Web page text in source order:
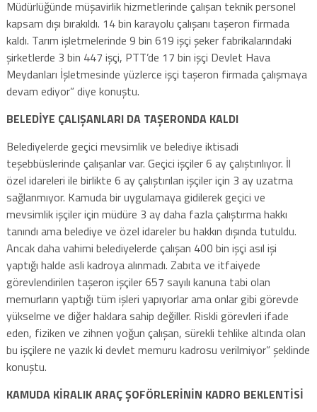
Müdürlüğünde müşavirlik hizmetlerinde çalışan teknik personel
kapsam dışı bırakıldı. 14 bin karayolu çalışanı taşeron firmada
kaldı. Tarım işletmelerinde 9 bin 619 işçi şeker fabrikalarındaki
şirketlerde 3 bin 447 işçi, PTT’de 17 bin işçi Devlet Hava
Meydanları İşletmesinde yüzlerce işçi taşeron firmada çalışmaya
devam ediyor” diye konuştu.
BELEDİYE ÇALIŞANLARI DA TAŞERONDA KALDI
Belediyelerde geçici mevsimlik ve belediye iktisadi
teşebbüslerinde çalışanlar var. Geçici işçiler 6 ay çalıştırılıyor. İl
özel idareleri ile birlikte 6 ay çalıştırılan işçiler için 3 ay uzatma
sağlanmıyor. Kamuda bir uygulamaya gidilerek geçici ve
mevsimlik işçiler için müdüre 3 ay daha fazla çalıştırma hakkı
tanındı ama belediye ve özel idareler bu hakkın dışında tutuldu.
Ancak daha vahimi belediyelerde çalışan 400 bin işçi asıl işi
yaptığı halde asli kadroya alınmadı. Zabıta ve itfaiyede
görevlendirilen taşeron işçiler 657 sayılı kanuna tabi olan
memurların yaptığı tüm işleri yapıyorlar ama onlar gibi görevde
yükselme ve diğer haklara sahip değiller. Riskli görevleri ifade
eden, fiziken ve zihnen yoğun çalışan, sürekli tehlike altında olan
bu işçilere ne yazık ki devlet memuru kadrosu verilmiyor” şeklinde
konuştu.
KAMUDA KİRALIK ARAÇ ŞOFÖRLERİNİN KADRO BEKLENTİSİ